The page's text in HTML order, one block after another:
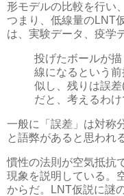
形モデルの比較を行い
つまり、低線量のLNT
は、実験データ、疫学
投げたボールが
線になるという
似し、残りは誤
だと、考えるわけ
一般に「誤差」は対称
と語弊があると思われ
慣性の法則が空気抵抗
現象を説明している。
からだ。LNT仮説に謎